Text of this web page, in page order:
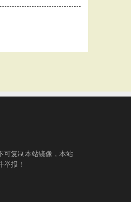
可复制本站镜像，本站
报！